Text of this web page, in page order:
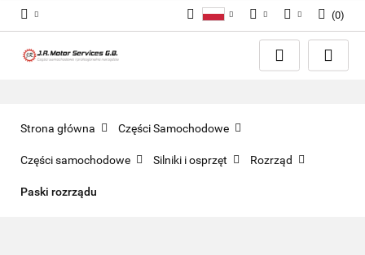
Zaloguj się
Zgody cookies
(0)
Strona główna Części Samochodowe
Części samochodowe Silniki i osprzęt Rozrząd
Paski rozrządu